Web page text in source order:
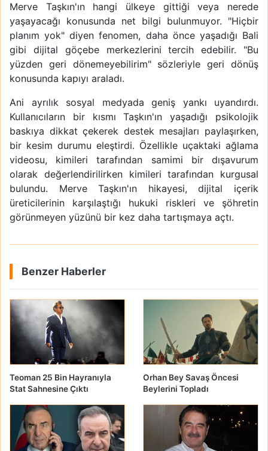
Merve Taşkın'ın hangi ülkeye gittiği veya nerede
yaşayacağı konusunda net bilgi bulunmuyor. "Hiçbir
planım yok" diyen fenomen, daha önce yaşadığı Bali
gibi dijital göçebe merkezlerini tercih edebilir. "Bu
yüzden geri dönemeyebilirim" sözleriyle geri dönüş
konusunda kapıyı araladı.
Ani ayrılık sosyal medyada geniş yankı uyandırdı.
Kullanıcıların bir kısmı Taşkın'ın yaşadığı psikolojik
baskıya dikkat çekerek destek mesajları paylaşırken,
bir kesim durumu eleştirdi. Özellikle uçaktaki ağlama
videosu, kimileri tarafından samimi bir dışavurum
olarak değerlendirilirken kimileri tarafından kurgusal
bulundu. Merve Taşkın'ın hikayesi, dijital içerik
üreticilerinin karşılaştığı hukuki riskleri ve şöhretin
görünmeyen yüzünü bir kez daha tartışmaya açtı.
Benzer Haberler
Teoman 25 Bin Hayranıyla
Stat Sahnesine Çıktı
Orhan Bey Savaş Öncesi
Beylerini Topladı